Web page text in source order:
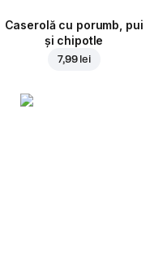
Caserolă cu porumb, pui
și chipotle
7,99 lei